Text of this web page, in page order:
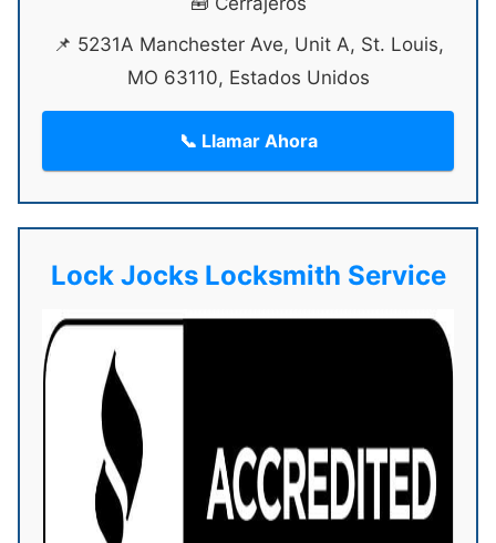
📌 5231A Manchester Ave, Unit A, St. Louis,
MO 63110, Estados Unidos
📞 Llamar Ahora
Lock Jocks Locksmith Service